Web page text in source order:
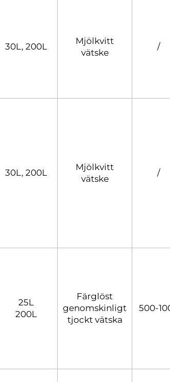
30L, 200L
Mjölkvitt
vätske
/
30L, 200L
Mjölkvitt
vätske
/
25L
200L
Färglöst
genomskinligt
tjockt vätska
500-